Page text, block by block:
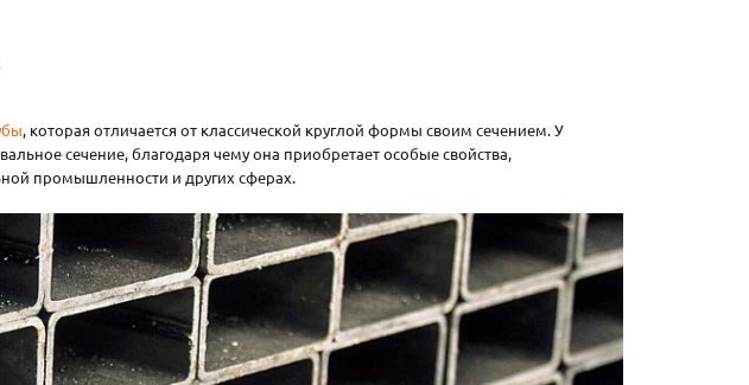
, которая отличается от классической круглой формы своим сечением. У
сечение, благодаря чему она приобретает особые свойства,
промышленности и других сферах.